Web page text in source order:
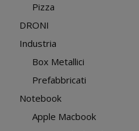
Pizza
DRONI
Industria
Box Metallici
Prefabbricati
Notebook
Apple Macbook